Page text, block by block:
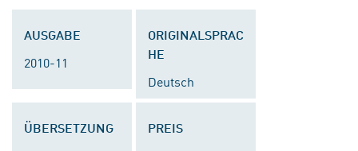
AUSGABE
2010-11
ORIGINALSPRAC
HE
Deutsch
ÜBERSETZUNG PREIS